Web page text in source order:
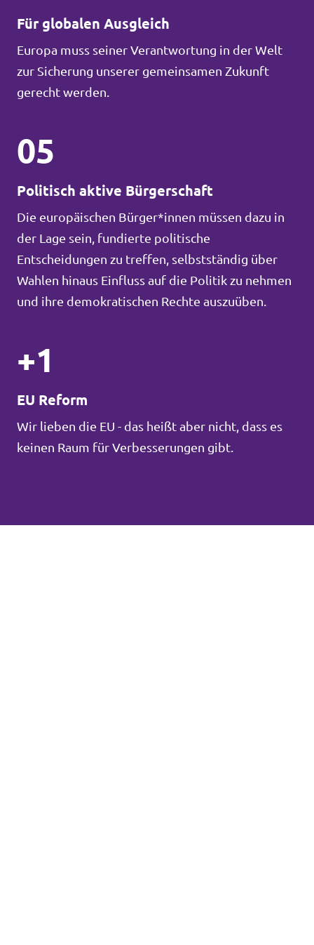
Für globalen Ausgleich
Europa muss seiner Verantwortung in der Welt
zur Sicherung unserer gemeinsamen Zukunft
gerecht werden.
05
Politisch aktive Bürgerschaft
Die europäischen Bürger*innen müssen dazu in
der Lage sein, fundierte politische
Entscheidungen zu treffen, selbstständig über
Wahlen hinaus Einfluss auf die Politik zu nehmen
und ihre demokratischen Rechte auszuüben.
+1
EU Reform
Wir lieben die EU - das heißt aber nicht, dass es
keinen Raum für Verbesserungen gibt.